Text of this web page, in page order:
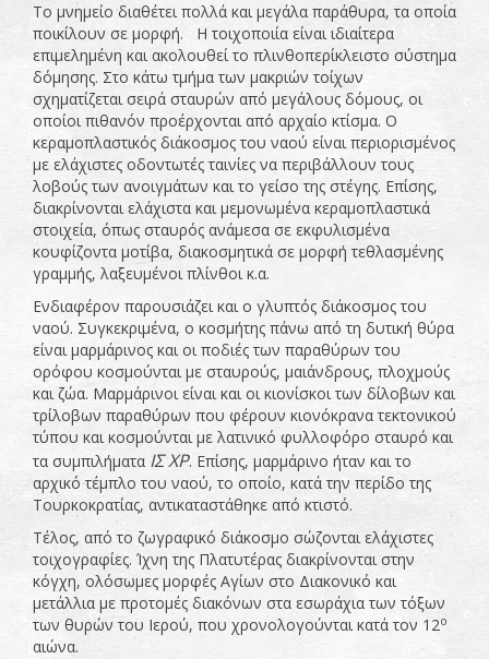
Το μνημείο διαθέτει πολλά και μεγάλα παράθυρα, τα οποία
ποικίλουν σε μορφή. Η τοιχοποιία είναι ιδιαίτερα
επιμελημένη και ακολουθεί το πλινθοπερίκλειστο σύστημα
δόμησης. Στο κάτω τμήμα των μακριών τοίχων
σχηματίζεται σειρά σταυρών από μεγάλους δόμους, οι
οποίοι πιθανόν προέρχονται από αρχαίο κτίσμα. Ο
κεραμοπλαστικός διάκοσμος του ναού είναι περιορισμένος
με ελάχιστες οδοντωτές ταινίες να περιβάλλουν τους
λοβούς των ανοιγμάτων και το γείσο της στέγης. Επίσης,
διακρίνονται ελάχιστα και μεμονωμένα κεραμοπλαστικά
στοιχεία, όπως σταυρός ανάμεσα σε εκφυλισμένα
κουφίζοντα μοτίβα, διακοσμητικά σε μορφή τεθλασμένης
γραμμής, λαξευμένοι πλίνθοι κ.α.
Ενδιαφέρον παρουσιάζει και ο γλυπτός διάκοσμος του
ναού. Συγκεκριμένα, ο κοσμήτης πάνω από τη δυτική θύρα
είναι μαρμάρινος και οι ποδιές των παραθύρων του
ορόφου κοσμούνται με σταυρούς, μαιάνδρους, πλοχμούς
και ζώα. Μαρμάρινοι είναι και οι κιονίσκοι των δίλοβων και
τρίλοβων παραθύρων που φέρουν κιονόκρανα τεκτονικού
τύπου και κοσμούνται με λατινικό φυλλοφόρο σταυρό και
τα συμπιλήματα ΙΣ ΧΡ. Επίσης, μαρμάρινο ήταν και το
αρχικό τέμπλο του ναού, το οποίο, κατά την περίδο της
Τουρκοκρατίας, αντικαταστάθηκε από κτιστό.
Τέλος, από το ζωγραφικό διάκοσμο σώζονται ελάχιστες
τοιχογραφίες. Ίχνη της Πλατυτέρας διακρίνονται στην
κόγχη, ολόσωμες μορφές Αγίων στο Διακονικό και
μετάλλια με προτομές διακόνων στα εσωράχια των τόξων
των θυρών του Ιερού, που χρονολογούνται κατά τον 12ο
αιώνα.